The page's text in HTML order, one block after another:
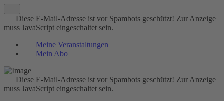
Diese E-Mail-Adresse ist vor Spambots geschützt! Zur Anzeige
muss JavaScript eingeschaltet sein.
Meine Veranstaltungen
Mein Abo
Diese E-Mail-Adresse ist vor Spambots geschützt! Zur Anzeige
muss JavaScript eingeschaltet sein.